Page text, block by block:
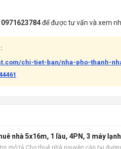
để được tư vấn và xem
chi-tiet-ban/nha-pho-thanh-
nhà 5x16m, 1 lầu, 4PN, 3 máy